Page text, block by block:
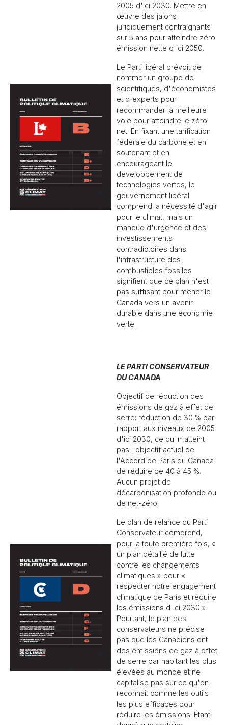
2005 d'ici 2030. Mettre en
œuvre des jalons
juridiquement contraignants
sur 5 ans pour atteindre zéro
émission nette d'ici 2050.
Le Parti libéral prévoit de
nommer un groupe de
scientifiques, d'économistes
et d'experts pour
recommander la meilleure
voie pour atteindre le zéro
net. En fixant une tarification
fédérale du carbone et en
soutenant et en
encourageant le
développement de
technologies vertes, le
gouvernement libéral
comprend la nécessité d'agir
pour le climat, mais un
manque d'urgence et des
investissements
contradictoires dans
l'infrastructure des
combustibles fossiles
signifient que ce plan n'est
pas suffisant pour mener le
Canada vers un avenir
durable dans une économie
verte.
LE PARTI CONSERVATEUR
DU CANADA
Objectif de réduction des
émissions de gaz à effet de
serre: réduction de 30 % par
rapport aux niveaux de 2005
d'ici 2030, ce qui n'atteint
pas l'objectif actuel de
l'Accord de Paris du Canada
de réduire de 40 à 45 %.
Aucun projet de
décarbonisation profonde ou
de net-zéro.
Le plan de relance du Parti
Conservateur comprend,
pour la toute première fois, «
un plan détaillé de lutte
contre les changements
climatiques » pour «
respecter notre engagement
climatique de Paris et réduire
les émissions d'ici 2030 ».
Pourtant, le plan des
conservateurs ne précise
pas que les Canadiens ont
des émissions de gaz à effet
de serre par habitant les plus
élevées au monde et ne
capitalise pas sur ce qu'on
reconnait comme les outils
les plus efficaces pour
réduire les émissions. Étant